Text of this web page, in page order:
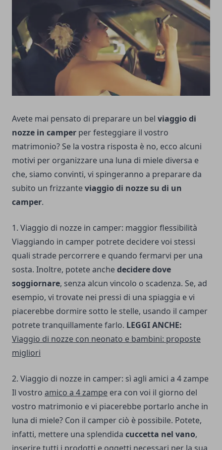
Avete mai pensato di preparare un bel viaggio di
nozze in camper per festeggiare il vostro
matrimonio? Se la vostra risposta è no, ecco alcuni
motivi per organizzare una luna di miele diversa e
che, siamo convinti, vi spingeranno a preparare da
subito un frizzanteviaggio di nozze su di un
camper.
1. Viaggio di nozze in camper: maggior flessibilità
Viaggiando in camper potrete decidere voi stessi
quali strade percorrere e quando fermarvi per una
sosta. Inoltre, potete anchedecidere dove
soggiornare, senza alcun vincolo o scadenza. Se, ad
esempio, vi trovate nei pressi di una spiaggia e vi
piacerebbe dormire sotto le stelle, usando il camper
potrete tranquillamente farlo. LEGGI ANCHE:
Viaggio di nozze con neonato e bambini: proposte
migliori
2. Viaggio di nozze in camper: sì agli amici a 4 zampe
Il vostro amico a 4 zampe era con voi il giorno del
vostro matrimonio e vi piacerebbe portarlo anche in
luna di miele? Con il camper ciò è possibile. Potete,
infatti, mettere una splendida cuccetta nel vano,
inserire tutti i prodotti e oggetti necessari per la sua